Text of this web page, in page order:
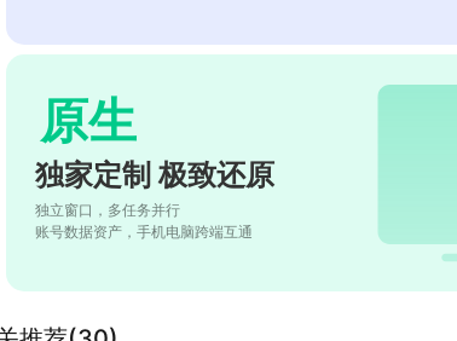
原生
独家定制 极致还原
独立窗口，多任务并行
账号数据资产，手机电脑跨端互通